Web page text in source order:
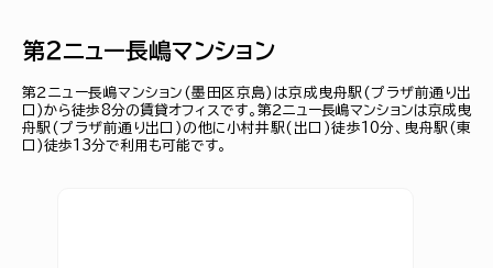
第２ニュー長嶋マンション
第２ニュー長嶋マンション(墨田区京島)は京成曳舟駅(プラザ前通り出
口)から徒歩8分の賃貸オフィスです。第２ニュー長嶋マンションは京成曳
舟駅(プラザ前通り出口)の他に小村井駅(出口)徒歩10分、曳舟駅(東
口)徒歩13分で利用も可能です。